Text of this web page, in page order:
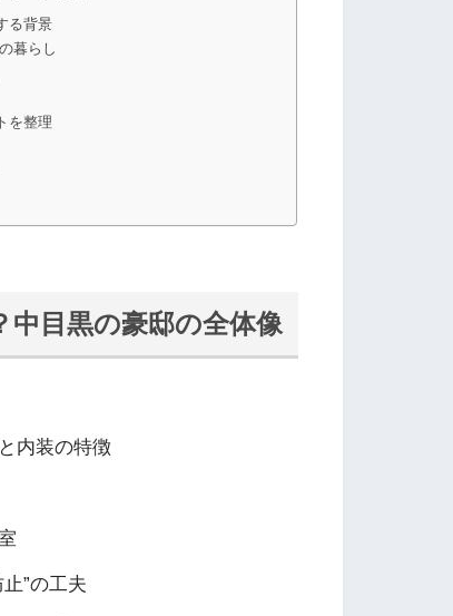
る背景
暮らし
を整理
中目黒の豪邸の全体像
内装の特徴
”の工夫